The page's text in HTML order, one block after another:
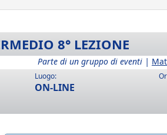
8° LEZIONE
Parte di un gruppo di eventi |
Luogo:
ON-LINE